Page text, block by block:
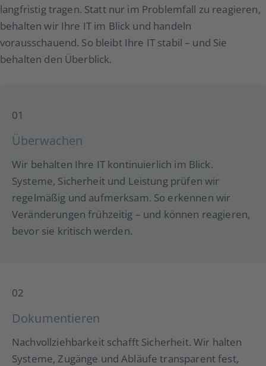
langfristig tragen. Statt nur im Problemfall zu reagieren,
behalten wir Ihre IT im Blick und handeln
vorausschauend. So bleibt Ihre IT stabil – und Sie
behalten den Überblick.
01
Überwachen
Wir behalten Ihre IT kontinuierlich im Blick.
Systeme, Sicherheit und Leistung prüfen wir
regelmäßig und aufmerksam. So erkennen wir
Veränderungen frühzeitig – und können reagieren,
bevor sie kritisch werden.
02
Dokumentieren
Nachvollziehbarkeit schafft Sicherheit. Wir halten
Systeme, Zugänge und Abläufe transparent fest,